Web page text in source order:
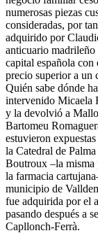
numerosas piezas
consideradas, por
adquirido por
anticuario madrileño
capital española
precio superior a un
Quién sabe dónde
intervenido Micaela
y la devolvió a
Bartomeu
estuvieron
la Catedral de
Boutroux –la misma
la farmacia
municipio de
fue adquirida por el
pasando después a
Capllonch-Ferrà.